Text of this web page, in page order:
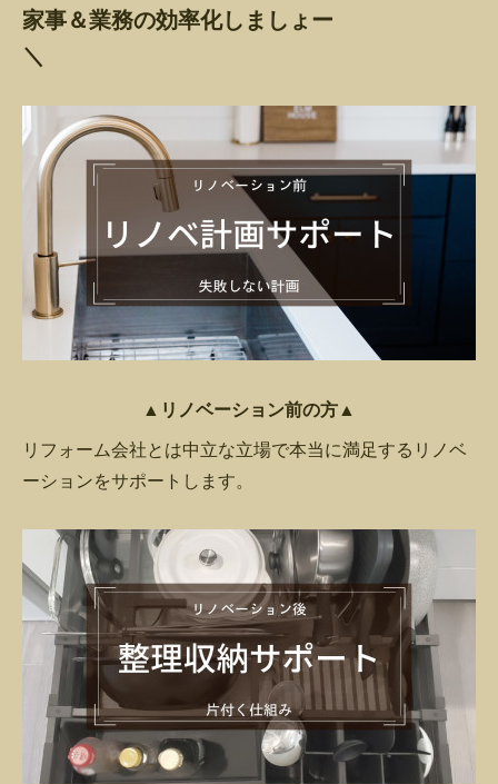
家事＆業務の効率化しましょー
＼
▲リノベーション前の方▲
リフォーム会社とは中立な立場で本当に満足するリノベ
ーションをサポートします。